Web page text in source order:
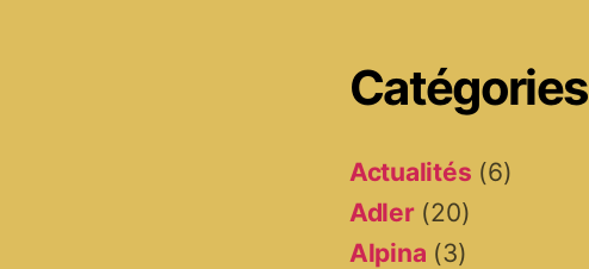
Catégories
Actualités (6)
Adler(20)
Alpina (3)